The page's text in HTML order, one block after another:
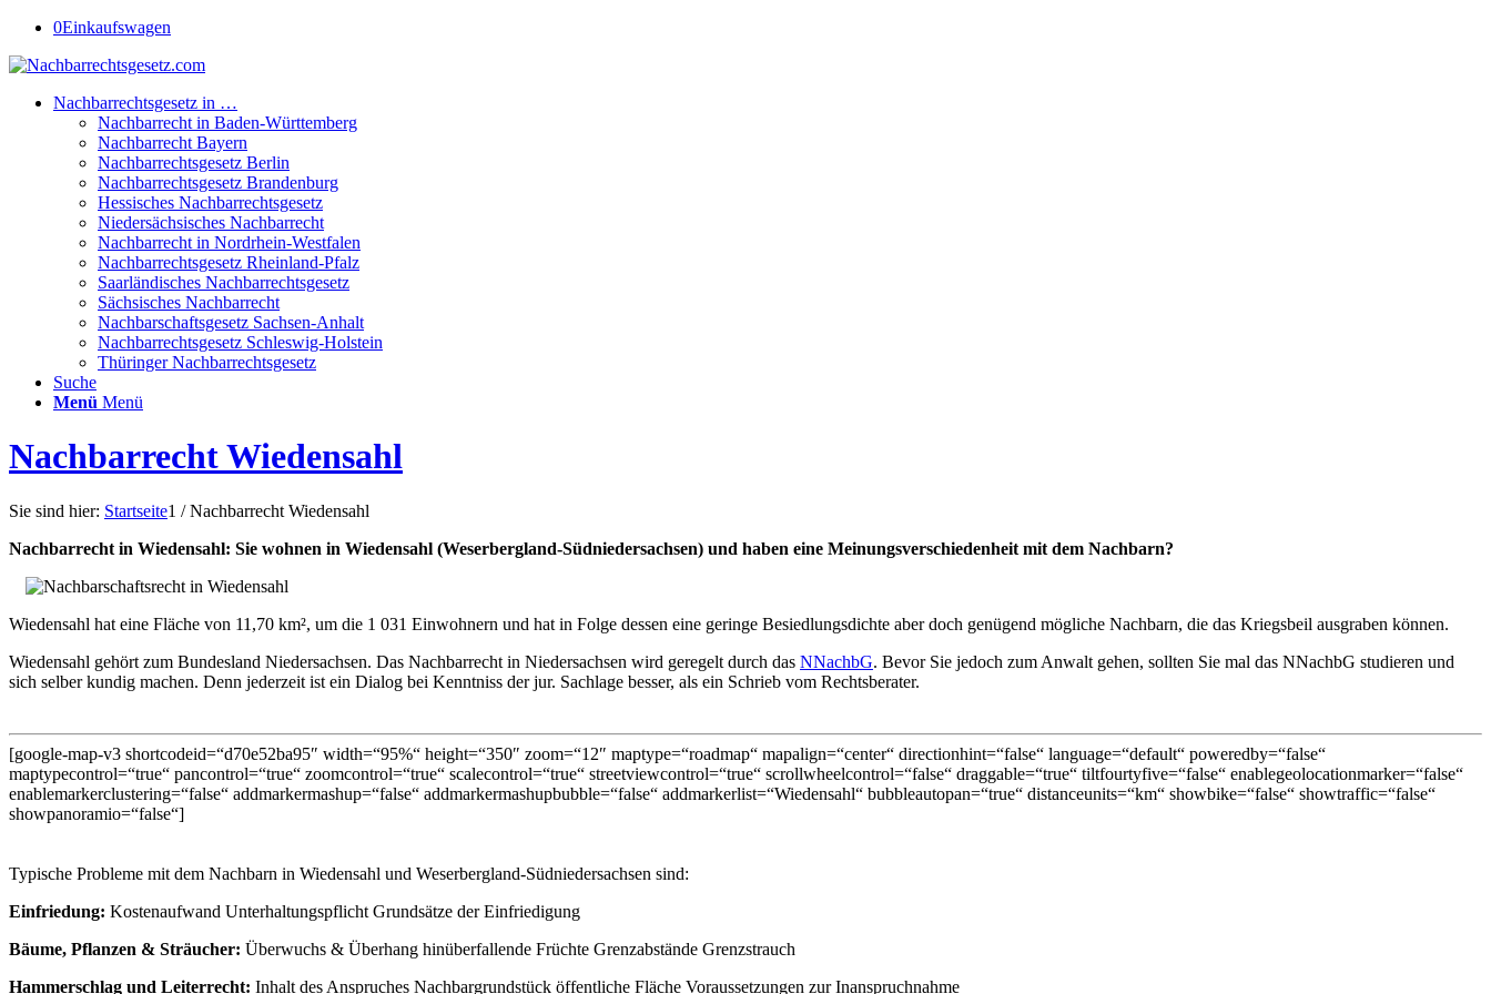
0Einkaufswagen
Nachbarrechtsgesetz in …
Nachbarrecht in Baden-Württemberg
Nachbarrecht Bayern
Nachbarrechtsgesetz Berlin
Nachbarrechtsgesetz Brandenburg
Hessisches Nachbarrechtsgesetz
Niedersächsisches Nachbarrecht
Nachbarrecht in Nordrhein-Westfalen
Nachbarrechtsgesetz Rheinland-Pfalz
Saarländisches Nachbarrechtsgesetz
Sächsisches Nachbarrecht
Nachbarschaftsgesetz Sachsen-Anhalt
Nachbarrechtsgesetz Schleswig-Holstein
Thüringer Nachbarrechtsgesetz
Suche
Menü Menü
Nachbarrecht Wiedensahl
Sie sind hier: Startseite1 / Nachbarrecht Wiedensahl
Nachbarrecht in Wiedensahl: Sie wohnen in Wiedensahl (Weserbergland-Südniedersachsen) und haben eine Meinungsverschiedenheit mit dem Nachbarn?
Wiedensahl hat eine Fläche von 11,70 km², um die 1 031 Einwohnern und hat in Folge dessen eine geringe Besiedlungsdichte aber doch genügend mögliche Nachbarn, die das Kriegsbeil ausgraben können.
Wiedensahl gehört zum Bundesland Niedersachsen. Das Nachbarrecht in Niedersachsen wird geregelt durch das NNachbG. Bevor Sie jedoch zum Anwalt gehen, sollten Sie mal das NNachbG studieren und
sich selber kundig machen. Denn jederzeit ist ein Dialog bei Kenntniss der jur. Sachlage besser, als ein Schrieb vom Rechtsberater.
[google-map-v3 shortcodeid=“d70e52ba95″ width=“95%“ height=“350″ zoom=“12″ maptype=“roadmap“ mapalign=“center“ directionhint=“false“ language=“default“ poweredby=“false“
maptypecontrol=“true“ pancontrol=“true“ zoomcontrol=“true“ scalecontrol=“true“ streetviewcontrol=“true“ scrollwheelcontrol=“false“ draggable=“true“ tiltfourtyfive=“false“ enablegeolocationmarker=“false“
enablemarkerclustering=“false“ addmarkermashup=“false“ addmarkermashupbubble=“false“ addmarkerlist=“Wiedensahl“ bubbleautopan=“true“ distanceunits=“km“ showbike=“false“ showtraffic=“false“
showpanoramio=“false“]
Typische Probleme mit dem Nachbarn in Wiedensahl und Weserbergland-Südniedersachsen sind:
Einfriedung: Kostenaufwand Unterhaltungspflicht Grundsätze der Einfriedigung
Bäume, Pflanzen & Sträucher: Überwuchs & Überhang hinüberfallende Früchte Grenzabstände Grenzstrauch
Hammerschlag und Leiterrecht: Inhalt des Anspruches Nachbargrundstück öffentliche Fläche Voraussetzungen zur Inanspruchnahme